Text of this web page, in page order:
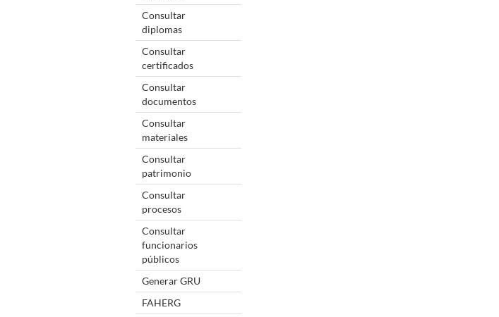
Consultar
diplomas
Consultar
certificados
Consultar
documentos
Consultar
materiales
Consultar
patrimonio
Consultar
procesos
Consultar
funcionarios
públicos
Generar GRU
FAHERG